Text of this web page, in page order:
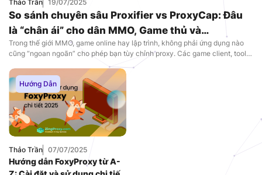
Thảo Trần 19/07/2025
So sánh chuyên sâu Proxifier vs ProxyCap: Đâu
là “chân ái” cho dân MMO, Game thủ và
Developer?
Trong thế giới MMO, game online hay lập trình, không phải ứng dụng nào
cũng “ngoan ngoãn” cho phép bạn tùy chỉnh proxy. Các game client, tool
auto, bot, hay phần mềm chuyên dụng thường bỏ qua cài đặt proxy của hệ
thống và kết nối trực tiếp đến Internet. Điều này tạo ra một […]
Hướng Dẫn
Thảo Trần 07/07/2025
Hướng dẫn FoxyProxy từ A-